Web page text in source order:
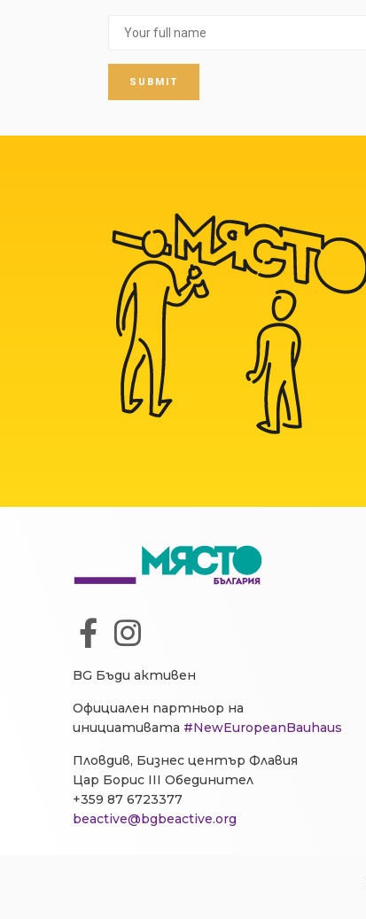
BG Бъди активен
Официален партньор на
инициативата #NewEuropeanBauhaus
Пловдив, Бизнес център Флавия
Цар Борис III Обединител
+359 87 6723377
beactive@bgbeactive.org